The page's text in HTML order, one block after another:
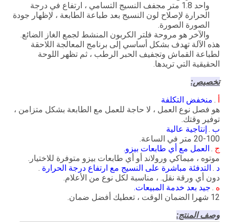
واحد 1.8 متر مجفف النسيج التسامي ، ارتفاع في درجة
الحرارة لإصلاح لون النسيج بعد طباعة الطابعة ، لإظهار جودة
الصورة الصورة.
والآخر هو مروحة فلتر الكربون المنشط لجمع الغاز الضائع.
هذه الآلة تهدف بشكل أساسي إلى برنامج المعالجة اللاحقة
لطباعة القماش وتجفيف الحبر الرطب ، ثم تظهر اللوحة
الحقيقية التي تريدها.
تخصيص:
. منخفض التكلفة
هو فصل نوع العمل ، لا حاجة للعمل مع الطابعة بشكل متزامن ،
توفير وقتك.
ب . إنتاجية عالية
20-100 متر في الساعة.
ج . العمل مع أي طابعات بيزو.
موتوه ، ميماكي ورولاند أو أي طابعات بيزو متوفرة للاختيار.
د . التدفئة مباشرة على النسيج مع ارتفاع درجة الحرارة .
دون أي ورقة نقل. ، مناسبة لكل نوع من الأعلام.
ه . جيد بعد خدمة المبيعات.
12 شهرا الضمان الوقت ، تعطيك أفضل ضمان.
وصف المنتج: